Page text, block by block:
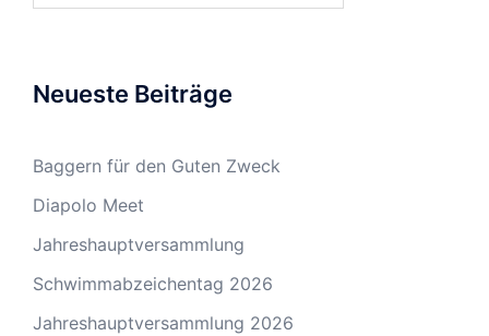
Neueste Beiträge
Baggern für den Guten Zweck
Diapolo Meet
Jahreshauptversammlung
Schwimmabzeichentag 2026
Jahreshauptversammlung 2026